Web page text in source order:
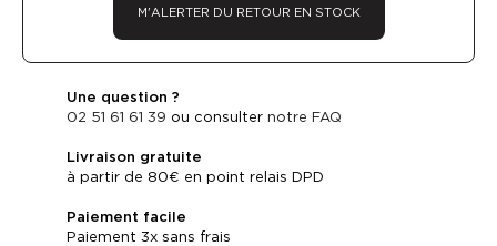
M'ALERTER DU RETOUR EN STOCK
Une question ?
02 51 61 61 39 ou consulter notre FAQ
Livraison gratuite
à partir de 80€ en point relais DPD
Paiement facile
Paiement 3x sans frais